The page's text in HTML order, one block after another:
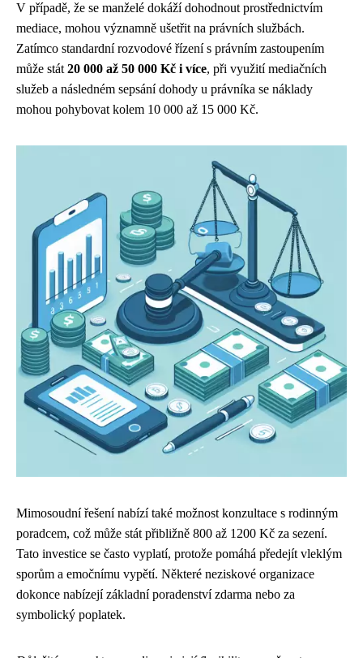
V případě, že se manželé dokáží dohodnout prostřednictvím
mediace, mohou významně ušetřit na právních službách.
Zatímco standardní rozvodové řízení s právním zastoupením
může stát 20 000 až 50 000 Kč i více, při využití mediačních
služeb a následném sepsání dohody u právníka se náklady
mohou pohybovat kolem 10 000 až 15 000 Kč.
Mimosoudní řešení nabízí také možnost konzultace s rodinným
poradcem, což může stát přibližně 800 až 1200 Kč za sezení.
Tato investice se často vyplatí, protože pomáhá předejít vleklým
sporům a emočnímu vypětí. Některé neziskové organizace
dokonce nabízejí základní poradenství zdarma nebo za
symbolický poplatek.